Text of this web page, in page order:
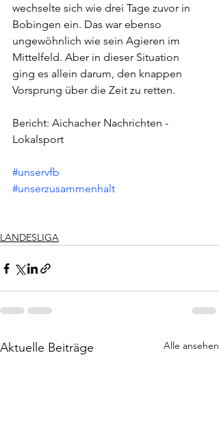
wechselte sich wie drei Tage zuvor in
Bobingen ein. Das war ebenso
ungewöhnlich wie sein Agieren im
Mittelfeld. Aber in dieser Situation
ging es allein darum, den knappen
Vorsprung über die Zeit zu retten.
Bericht: Aichacher Nachrichten -
Lokalsport
#unservfb
#unserzusammenhalt
LANDESLIGA
Aktuelle Beiträge Alle ansehen